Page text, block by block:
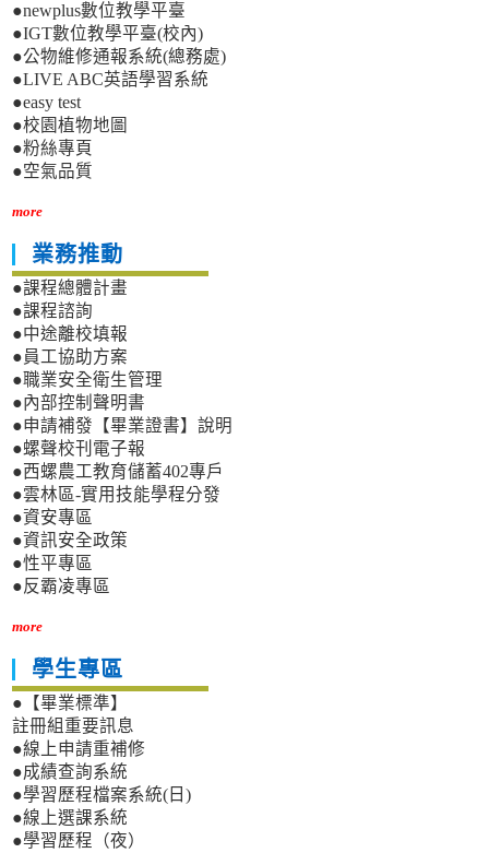
●newplus數位教學平臺
●IGT數位教學平臺(校內)
●公物維修通報系統(總務處)
●LIVE ABC英語學習系統
●easy test
●校園植物地圖
●粉絲專頁
●空氣品質
more
業務推動
●課程總體計畫
●課程諮詢
●中途離校填報
●員工協助方案
●職業安全衛生管理
●內部控制聲明書
●申請補發【畢業證書】說明
●螺聲校刊電子報
●西螺農工教育儲蓄402專戶
●雲林區-實用技能學程分發
●資安專區
●資訊安全政策
●性平專區
●反霸凌專區
more
學生專區
●【畢業標準】
註冊組重要訊息
●線上申請重補修
●成績查詢系統
●學習歷程檔案系統(日)
●線上選課系統
●學習歷程（夜）